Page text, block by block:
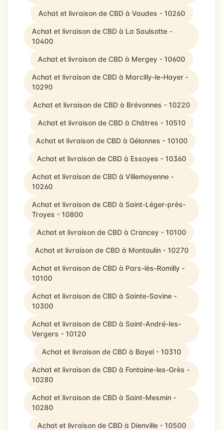
Achat et livraison de CBD à Vaudes - 10260
Achat et livraison de CBD à La Saulsotte -
10400
Achat et livraison de CBD à Mergey - 10600
Achat et livraison de CBD à Marcilly-le-Hayer -
10290
Achat et livraison de CBD à Brévonnes - 10220
Achat et livraison de CBD à Châtres - 10510
Achat et livraison de CBD à Gélannes - 10100
Achat et livraison de CBD à Essoyes - 10360
Achat et livraison de CBD à Villemoyenne -
10260
Achat et livraison de CBD à Saint-Léger-près-
Troyes - 10800
Achat et livraison de CBD à Crancey - 10100
Achat et livraison de CBD à Montaulin - 10270
Achat et livraison de CBD à Pars-lès-Romilly -
10100
Achat et livraison de CBD à Sainte-Savine -
10300
Achat et livraison de CBD à Saint-André-les-
Vergers - 10120
Achat et livraison de CBD à Bayel - 10310
Achat et livraison de CBD à Fontaine-les-Grès -
10280
Achat et livraison de CBD à Saint-Mesmin -
10280
Achat et livraison de CBD à Dienville - 10500